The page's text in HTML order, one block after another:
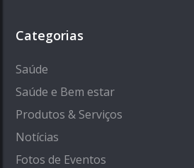
Categorias
Saúde
Saúde e Bem estar
Produtos & Serviços
Notícias
Fotos de Eventos